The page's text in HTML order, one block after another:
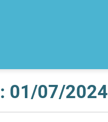
01/07/2024